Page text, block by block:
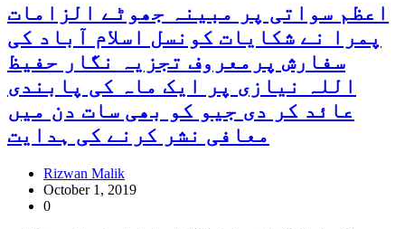
اعظم سواتی پر مبینہ جھوٹے الزامات
پمرا نے شکایات کونسل اسلام آباد کی
سفارش پرمعروف تجزیہ نگار حفیظ
اللہ نیازی پر ایک ماہ کی پابندی
عائد کر دی جیو کو بھی سات دن میں
معافی نشر کرنے کی ہدایت
Rizwan Malik
October 1, 2019
0